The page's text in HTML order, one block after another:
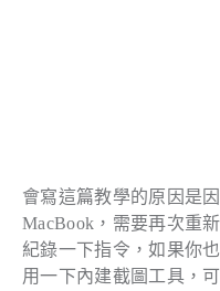
會寫這篇教學的原因是
MacBook，需要再次重
紀錄一下指令，如果你
用一下內建截圖工具，